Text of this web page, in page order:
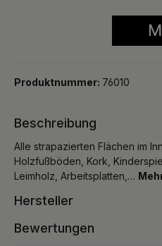
Produktnummer: 76010
Beschreibung
Alle strapazierten Flächen im
Holzfußböden, Kork,
Leimholz, Arbeitsplatten,…
Hersteller
Bewertungen